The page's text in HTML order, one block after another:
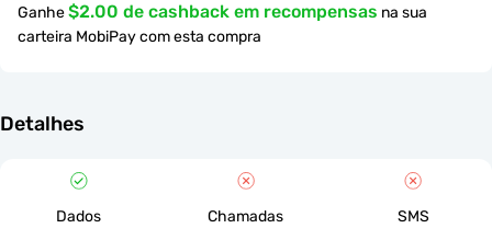
Ganhe$2.00 de cashback em recompensas na sua
carteira MobiPay com esta compra
Detalhes
Dados Chamadas SMS